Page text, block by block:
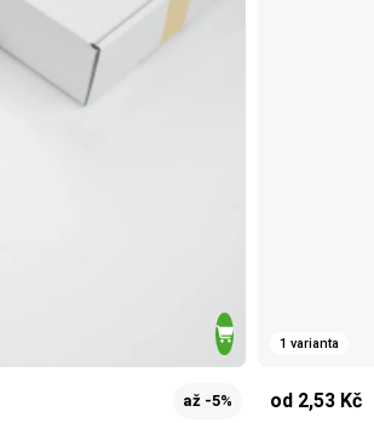
až -5%
1 varianta
od 2,53 Kč